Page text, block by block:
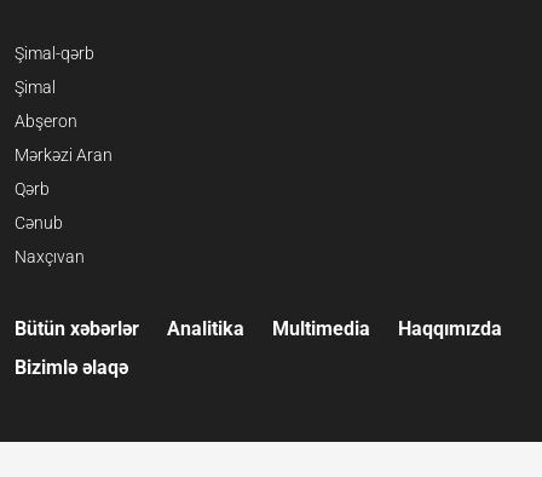
Şimal-qərb
Şimal
Abşeron
Mərkəzi Aran
Qərb
Cənub
Naxçıvan
Bütün xəbərlər Analitika Multimedia
Haqqımızda
Bizimlə əlaqə